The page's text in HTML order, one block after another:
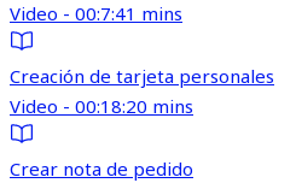
Video - 00:7:41 mins
Creación de tarjeta personales
Video - 00:18:20 mins
Crear nota de pedido